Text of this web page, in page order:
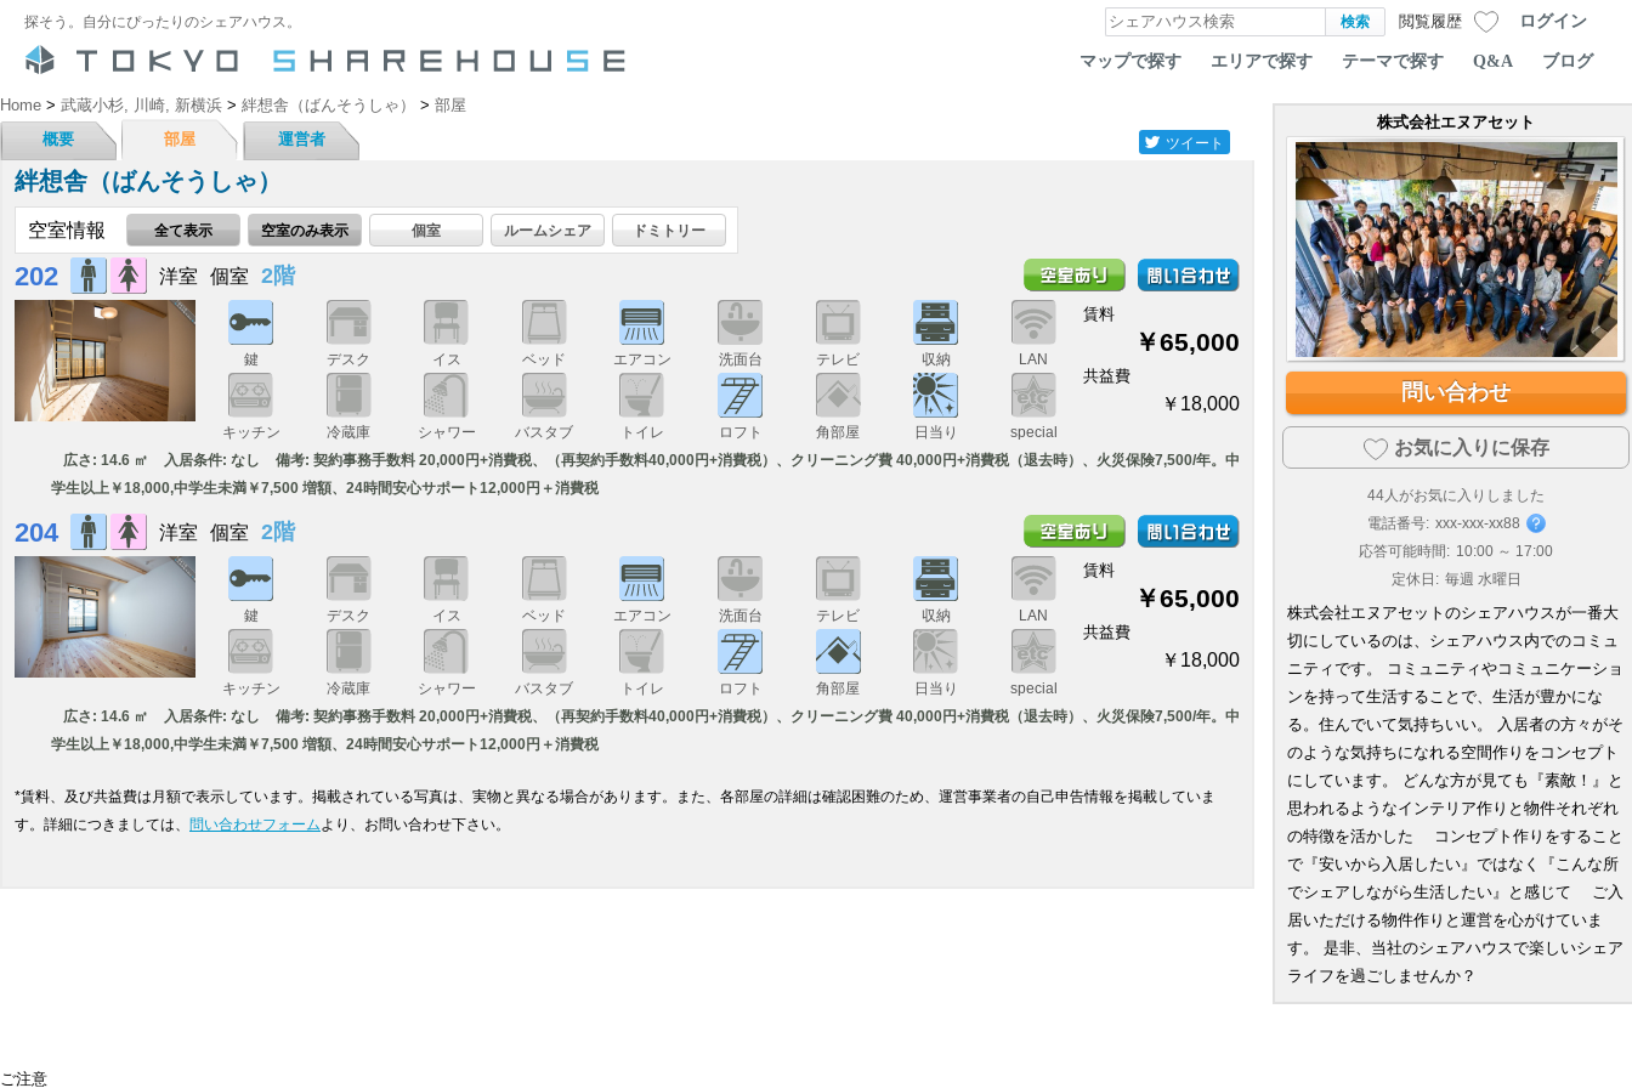
探そう。自分にぴったりのシェアハウス。 閲覧履歴 ログイン
マップで探す エリアで探す テーマで探す Q&A ブログ
Home > 武蔵小杉, 川崎, 新横浜 > 絆想舎（ばんそうしゃ） > 部屋
概要
部屋 運営者 ツイート
絆想舎（ばんそうしゃ）
空室情報 全て表示 空室のみ表示 個室 ルームシェア ドミトリー
202 洋室 個室 2階
鍵 デスク イス ベッド エアコン 洗面台 テレビ 収納 LAN
キッチン 冷蔵庫 シャワー バスタブ トイレ ロフト 角部屋 日当り special
賃料
￥65,000
共益費
￥18,000
広さ: 14.6 ㎡ 入居条件: なし
備考: 契約事務手数料 20,000円+消費税、（再契約手数料40,000円+消費税）、クリーニング費 40,000円+消費税（退去時）、火災保険7,500/年。中
学生以上￥18,000,中学生未満￥7,500 増額、24時間安心サポート12,000円＋消費税
204 洋室 個室 2階
鍵 デスク イス ベッド エアコン 洗面台 テレビ 収納 LAN
キッチン 冷蔵庫 シャワー バスタブ トイレ ロフト 角部屋 日当り special
賃料
￥65,000
共益費
￥18,000
広さ: 14.6 ㎡ 入居条件: なし
備考: 契約事務手数料 20,000円+消費税、（再契約手数料40,000円+消費税）、クリーニング費 40,000円+消費税（退去時）、火災保険7,500/年。中
学生以上￥18,000,中学生未満￥7,500 増額、24時間安心サポート12,000円＋消費税
*賃料、及び共益費は月額で表示しています。掲載されている写真は、実物と異なる場合があります。また、各部屋の詳細は確認困難のため、運営事業者の自己申告情報を掲載していま
す。詳細につきましては、 問い合わせフォーム より、お問い合わせ下さい。
株式会社エヌアセット
問い合わせ
お気に入りに保存
44 人がお気に入りしました
電話番号: xxx-xxx-xx88
応答可能時間: 10:00 ～ 17:00
定休日: 毎週 水曜日
株式会社エヌアセットのシェアハウスが一番大
切にしているのは、シェアハウス内でのコミュ
ニティです。 コミュニティやコミュニケーショ
ンを持って生活することで、生活が豊かにな
る。住んでいて気持ちいい。 入居者の方々がそ
のような気持ちになれる空間作りをコンセプト
にしています。 どんな方が見ても『素敵！』と
思われるようなインテリア作りと物件それぞれ
の特徴を活かした コンセプト作りをすること
で『安いから入居したい』ではなく『こんな所
でシェアしながら生活したい』と感じて ご入
居いただける物件作りと運営を心がけていま
す。 是非、当社のシェアハウスで楽しいシェア
ライフを過ごしませんか？
ご注意